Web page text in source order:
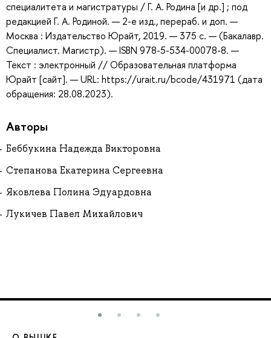
специалитета и магистратуры / Г. А. Родина [и др.] ; под
редакцией Г. А. Родиной. — 2-е изд., перераб. и доп. —
Москва : Издательство Юрайт, 2019. — 375 с. — (Бакалавр.
Специалист. Магистр). — ISBN 978-5-534-00078-8. —
Текст : электронный // Образовательная платформа
Юрайт [сайт]. — URL: https://urait.ru/bcode/431971 (дата
обращения: 28.08.2023).
Авторы
Беббукина Надежда Викторовна
Степанова Екатерина Сергеевна
Яковлева Полина Эдуардовна
Лукичев Павел Михайлович